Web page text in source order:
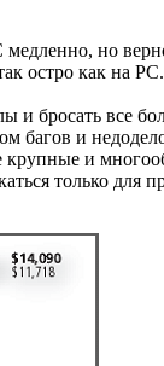
но
остро как на PC.
бросать все
багов и
крупные и
только для